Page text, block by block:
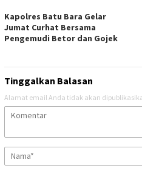
Kapolres Batu Bara Gelar
Jumat Curhat Bersama
Pengemudi Betor dan Gojek
Tinggalkan Balasan
Alamat email Anda tidak akan